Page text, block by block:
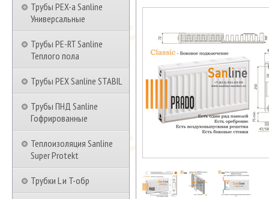
Трубы PEX-a Sanline
Универсальные
Трубы PE-RT Sanline
Теплого пола
Трубы PEX Sanline STABIL
Трубы ПНД Sanline
Гофрированные
Теплоизоляция Sanline
Super Protekt
Трубки L и T-обр